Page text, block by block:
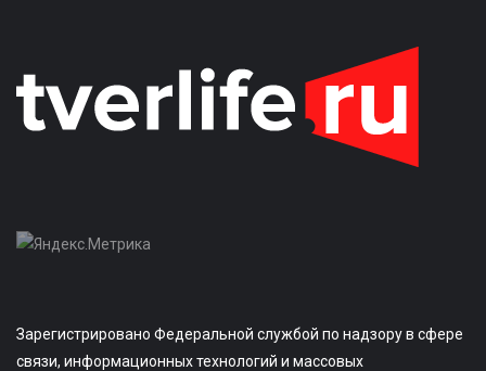
Зарегистрировано Федеральной службой по надзору в сфере
связи, информационных технологий и массовых